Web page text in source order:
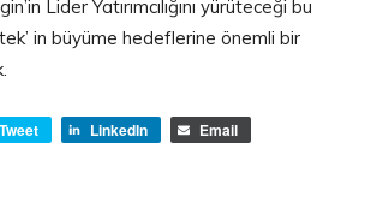
Lider Yatırımcılığını yürüteceği bu
in büyüme hedeflerine önemli bir
Tweet LinkedIn Email